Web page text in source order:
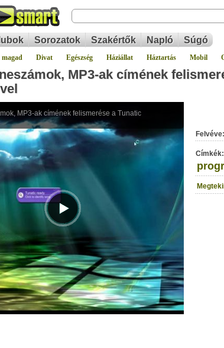
Sorozatok Szakértők Napló Súgó
Divat Egészség Háziállat Háztartás Mobil
MP3-ak címének
Felvéve:
Címkék: